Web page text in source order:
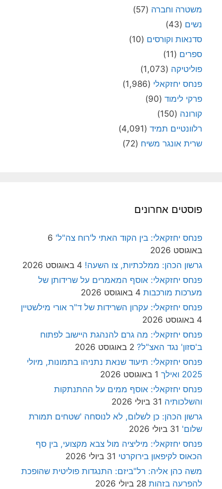
משטרה וחברה (57)
נשים (43)
סדנאות וקורסים (10)
ספרים (11)
פוליטיקה (1,073)
פנחס יחזקאלי (1,986)
פרקי לימוד (90)
קורונה (150)
רלוונטיים תמיד (4,091)
שרית אונגר משיח (72)
פוסטים אחרונים
פנחס יחזקאלי: בין הקוד האתי ל'רוח צה"ל' 6
באוגוסט 2026
גרשון הכהן: ממלכתיות, צו השעה! 4 באוגוסט 2026
פנחס יחזקאלי: אוסף המאמרים על שרידותן של
מערכות מורכבות 4 באוגוסט 2026
פנחס יחזקאלי: עקרון השרידות של ד"ר אורי מילשטיין
4 באוגוסט 2026
פנחס יחזקאלי: מה גרם להנהגת היישוב לפתוח
ב'סזון' נגד האצ"ל? 2 באוגוסט 2026
פנחס יחזקאלי: תיעוד שנאת נתניהו בתמונות, מיולי
2025 ואילך
1 באוגוסט 2026
פנחס יחזקאלי: אוסף ממים על ההתנתקות
והשלכותיה 31 ביולי 2026
גרשון הכהן: כן לשלום, לא לנוסחה 'שטחים תמורת
שלום' 31 ביולי 2026
פנחס יחזקאלי: מיליציה מול צבא מקצועי, בין סף
הכאוס לקיפאון בירוקרטי 31 ביולי 2026
משה כהן אליה: רל"ביזם: התנגדות פוליטית שהופכת
להפרעה בזהות 28 ביולי 2026